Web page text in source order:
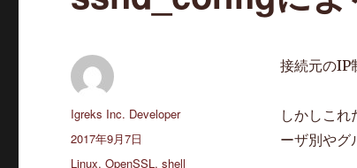
接続元のIP
しかしこ
ーザ別やグ
投
稿
Igreks Inc. Developer
投
稿
2017年9月7日
カ
Linux,OpenSSL,shell